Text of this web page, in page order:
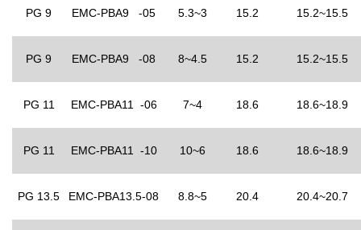
PG 9 EMC-PBA9 -05 5.3~3 15.2 15.2~15.5
PG 9 EMC-PBA9 -08 8~4.5 15.2 15.2~15.5
PG 11 EMC-PBA11 -06 7~4 18.6 18.6~18.9
PG 11 EMC-PBA11 -10 10~6 18.6 18.6~18.9
PG 13.5 EMC-PBA13.5-08 8.8~5 20.4 20.4~20.7